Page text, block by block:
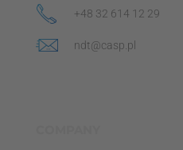
+48 32 614 12 29
ndt@casp.pl